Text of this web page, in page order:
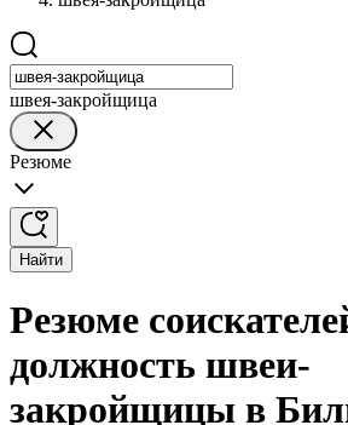
швея-закройщица
Резюме
Найти
Резюме
должность швеи-
закройщицы в